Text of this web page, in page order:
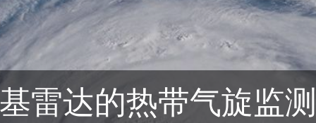
雷达的热带气旋监